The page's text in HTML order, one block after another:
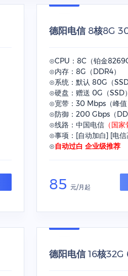
德阳电信 8核8G
⊙CPU：8C（铂金
⊙内存：8G（DDR4）
⊙系统：默认 80G（SSD
⊙硬盘：赠送 0G（SSD）
⊙宽带：30 Mbps（峰值
⊙防御：200 Gbps（
⊙线路：中国电信（国家
⊙事项：[自动加白] [电信
⊙自动过白 企业级推荐
85 元/月起
德阳电信 16核32G